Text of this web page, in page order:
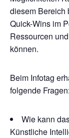
diesem Bereich
Quick-Wins im
Ressourcen
können.
Beim Infotag
folgende Fragen:
Wie kann
Künstliche